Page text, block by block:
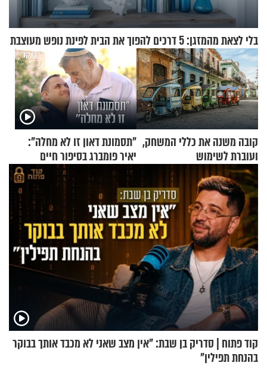
בלי לצאת מהמזגן: 5 דרכים להפוך את הבית לפינת נופש מעוצבת
קובה משנה את כללי המשחק,
ועוברת לשימוש
בתלת־אופנועים סולאריים
"תסמונת דאון זו לא מחלה":
יאיר פומברג בסיפור חיים
מעורר השראה
קוד פתוח | סדריק בן שבת: "אין מצב שאני לא מכבד אותך בבוקר
בהנחת תפילין"